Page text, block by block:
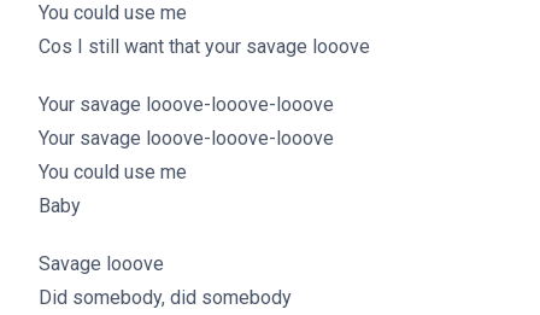
You could use me
Cos I still want that your savage looove
Your savage looove-looove-looove
Your savage looove-looove-looove
You could use me
Baby
Savage looove
Did somebody, did somebody